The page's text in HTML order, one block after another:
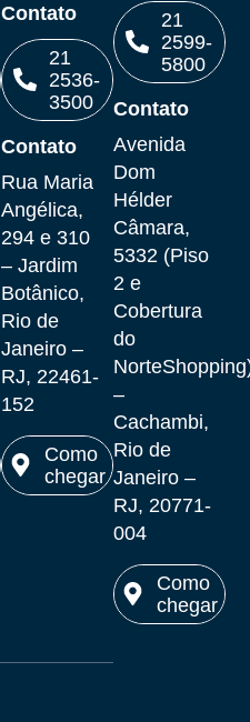
Contato
21
2536-
3500
Ligar
Contato
Rua Maria
Angélica,
294 e 310
– Jardim
Botânico,
Rio de
Janeiro –
RJ, 22461-
152
Como
chegar
21
2599-
5800
Ligar
Contato
Avenida
Dom
Hélder
Câmara,
5332 (Piso
2 e
Cobertura
do
–
Cachambi,
Rio de
Janeiro –
RJ, 20771-
004
Como
chegar